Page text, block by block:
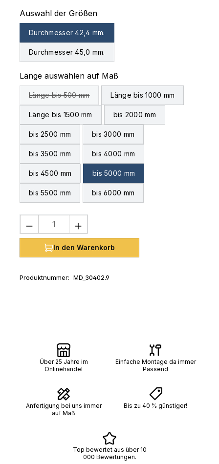
Auswahl der Größenauswählen
Durchmesser 42,4 mm.
Durchmesser 45,0 mm.
Länge auswählen auf Maß
Länge bis 500 mm(Diese Option ist zurzeit nicht verfügbar.)
Länge bis 1000 mm
Länge bis 1500 mm bis 2000 mm
bis 2500 mm bis 3000 mm
bis 3500 mm bis 4000 mm
bis 4500 mm bis 5000 mm
bis 5500 mm bis 6000 mm
Produkt Anzahl: Gib den
In den Warenkorb
Produktnummer: MD_30402.9
Über 25 Jahre im
Onlinehandel
Einfache Montage da immer
Passend
Anfertigung bei uns immer
auf Maß
Bis zu 40 % günstiger!
Top bewertet aus über 10
000 Bewertungen.